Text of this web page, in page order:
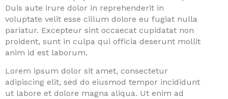
Duis aute irure dolor in reprehenderit in
voluptate velit esse cillum dolore eu fugiat nulla
pariatur. Excepteur sint occaecat cupidatat non
proident, sunt in culpa qui officia deserunt mollit
anim id est laborum.
Lorem ipsum dolor sit amet, consectetur
adipiscing elit, sed do eiusmod tempor incididunt
ut labore et dolore magna aliqua. Ut enim ad